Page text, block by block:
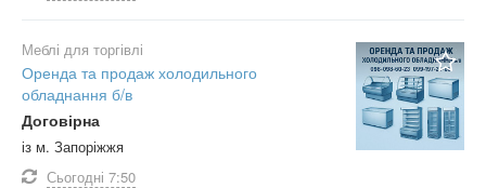
Меблі для торгівлі
Оренда та продаж холодильного
обладнання б/в
Договірна
із м. Запоріжжя
Сьогодні 7:50